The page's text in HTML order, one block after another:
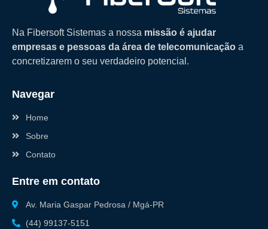
Na Fibersoft Sistemas a nossa missão é ajudar
empresas e pessoas da área de telecomunicação a
concretizarem o seu verdadeiro potencial.
Navegar
Home
Sobre
Contato
Entre em contato
Av. Maria Gaspar Pedrosa / Mgá-PR
(44) 99137-5151